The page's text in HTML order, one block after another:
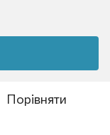
Порівняти